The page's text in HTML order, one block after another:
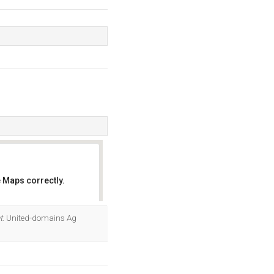
Maps correctly.
. United-domains Ag